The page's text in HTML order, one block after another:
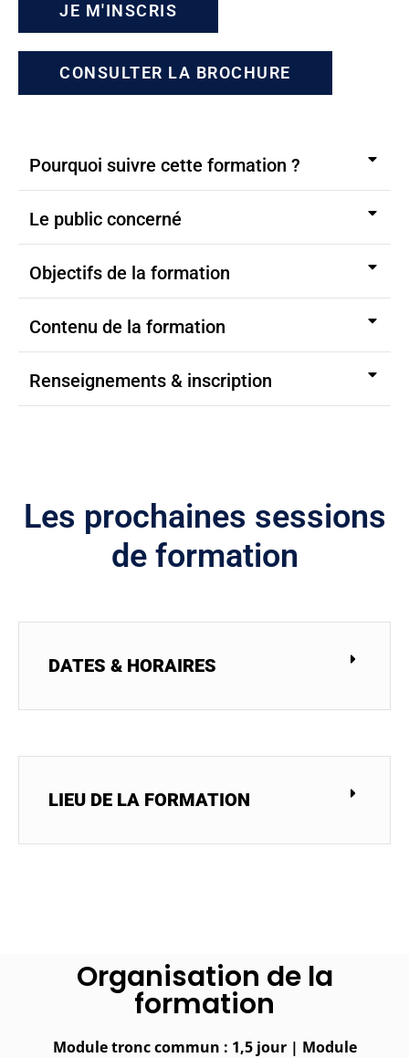
JE M'INSCRIS
CONSULTER LA BROCHURE
Pourquoi suivre cette formation ?
Le public concerné
Objectifs de la formation
Contenu de la formation
Renseignements & inscription
Les prochaines sessions
de formation
DATES & HORAIRES
LIEU DE LA FORMATION
Organisation de la
formation
Module tronc commun : 1,5 jour | Module